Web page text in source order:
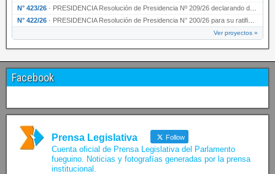
N° 423/26 · PRESIDENCIA Resolución de Presidencia Nº 209/26 declarando de interés provincial la presen…
N° 422/26 · PRESIDENCIA Resolución de Presidencia N° 200/26 para su ratificación.
Ver proyectos »
Facebook
Prensa Legislativa Follow
Cuenta oficial de Prensa Legislativa del Parlamento
fueguino. Noticias y fotografías generadas por la prensa
institucional.